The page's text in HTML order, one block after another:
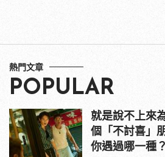
熱門文章
POPULAR
就是說不上來
個「不討喜」
你遇過哪一種？